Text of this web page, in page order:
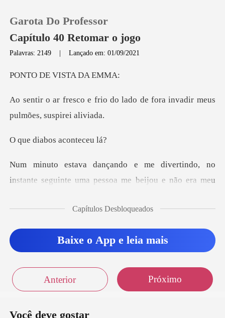
Loja
Sair
Garota Do Professor
Capítulo 40 Retomar o jogo
Palavras: 2149 |Lançado em: 01/09/2021
E VISTA
do lado de fora invadir meu
bos acont
pessoa me beijou e não era meu
Capítulos Desbloqueados
Baixe o App e leia mais
Anterior Próximo
Você deve gostar